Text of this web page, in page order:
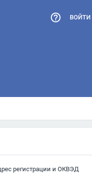
ВОЙТИ
регистрации и ОКВЭД